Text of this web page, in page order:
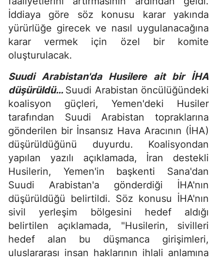
İddiaya göre söz konusu karar yakında
yürürlüğe girecek ve nasıl uygulanacağına
karar vermek için özel bir komite
oluşturulacak.
Suudi Arabistan'da Husilere ait bir İHA
düşürüldü… Suudi Arabistan öncülüğündeki
koalisyon güçleri, Yemen'deki Husiler
tarafından Suudi Arabistan topraklarına
gönderilen bir İnsansız Hava Aracının (İHA)
düşürüldüğünü duyurdu. Koalisyondan
yapılan yazılı açıklamada, İran destekli
Husilerin, Yemen'in başkenti Sana'dan
Suudi Arabistan'a gönderdiği İHA'nın
düşürüldüğü belirtildi. Söz konusu İHA'nın
sivil yerleşim bölgesini hedef aldığı
belirtilen açıklamada, "Husilerin, sivilleri
hedef alan bu düşmanca girişimleri,
uluslararası insan haklarının ihlali anlamına